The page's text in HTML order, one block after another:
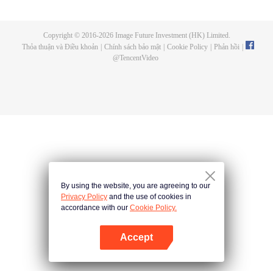
mở ra một danh thoại bất hủ.
Copyright © 2016-2026Image Future Investment (HK) Limited.
Thỏa thuận và Điều khoản
Chính sách bảo mật Cookie Policy Phản hồi
@TencentVideo
By using the website, you are agreeing to our
Privacy Policy and the use of cookies in
accordance with our Cookie Policy.
Accept